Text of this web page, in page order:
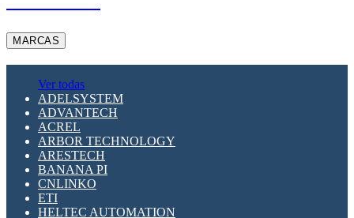
MARCAS
Ver todas
ADELSYSTEM
ADVANTECH
ACREL
ARBOR TECHNOLOGY
ARESTECH
BANANA PI
CNLINKO
ETI
HELTEC AUTOMATION